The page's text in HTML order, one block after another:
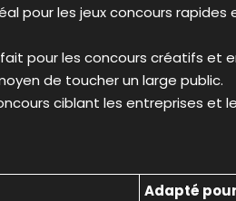
pour les jeux concours
pour les concours créatifs
de toucher un large public.
ciblant les entreprises et
Adapté pour